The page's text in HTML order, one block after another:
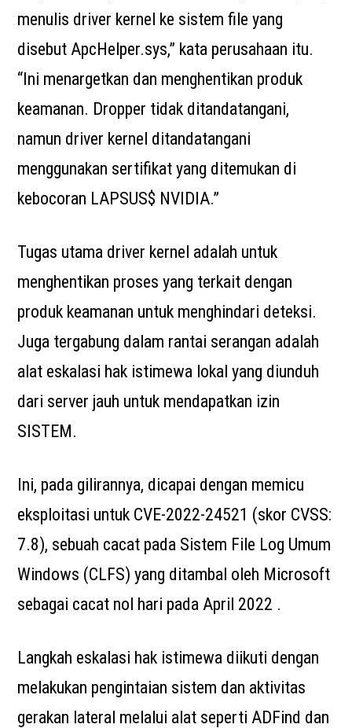
menulis driver kernel ke sistem file yang
disebut ApcHelper.sys,” kata perusahaan itu.
“Ini menargetkan dan menghentikan produk
keamanan. Dropper tidak ditandatangani,
namun driver kernel ditandatangani
menggunakan sertifikat yang ditemukan di
kebocoran LAPSUS$ NVIDIA.”
Tugas utama driver kernel adalah untuk
menghentikan proses yang terkait dengan
produk keamanan untuk menghindari deteksi.
Juga tergabung dalam rantai serangan adalah
alat eskalasi hak istimewa lokal yang diunduh
dari server jauh untuk mendapatkan izin
SISTEM.
Ini, pada gilirannya, dicapai dengan memicu
eksploitasi untuk CVE-2022-24521 (skor CVSS:
7.8), sebuah cacat pada Sistem File Log Umum
Windows (CLFS) yang ditambal oleh Microsoft
sebagai cacat nol hari pada April 2022 .
Langkah eskalasi hak istimewa diikuti dengan
melakukan pengintaian sistem dan aktivitas
gerakan lateral melalui alat seperti ADFind dan